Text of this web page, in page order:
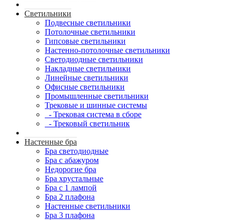
Светильники
Подвесные светильники
Потолочные светильники
Гипсовые светильники
Настенно-потолочные светильники
Светодиодные светильники
Накладные светильники
Линейные светильники
Офисные светильники
Промышленные светильники
Трековые и шинные системы
- Трековая система в сборе
- Трековый светильник
Настенные бра
Бра светодиодные
Бра с абажуром
Недорогие бра
Бра хрустальные
Бра с 1 лампой
Бра 2 плафона
Настенные светильники
Бра 3 плафона